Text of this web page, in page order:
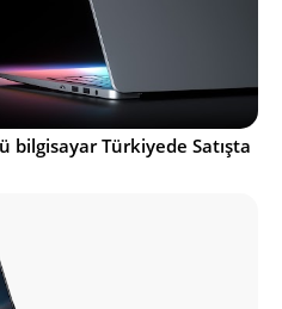
bilgisayar Türkiyede Satışta